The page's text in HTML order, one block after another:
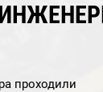
проходили